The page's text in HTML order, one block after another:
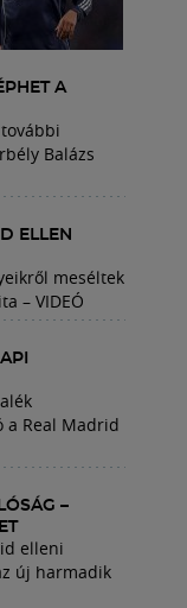
A
Balázs
ELLEN
meséltek
– VIDEÓ
a Real Madrid
–
elleni
új harmadik